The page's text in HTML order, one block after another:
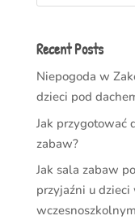
Recent Posts
Niepogoda w
dzieci pod
Jak przygotować
zabaw?
Jak sala zabaw
przyjaźni u